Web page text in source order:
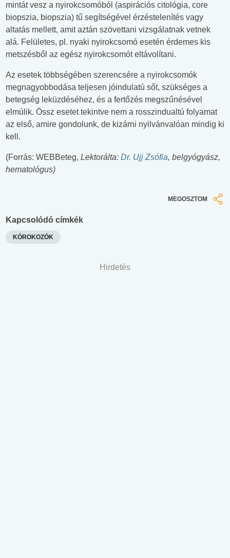
mintát vesz a nyirokcsomóból (aspirációs citológia, core
biopszia, biopszia) tű segítségével érzéstelenítés vagy
altatás mellett, amit aztán szövettani vizsgálatnak vetnek
alá. Felületes, pl. nyaki nyirokcsomó esetén érdemes kis
metszésből az egész nyirokcsomót eltávolítani.
Az esetek többségében szerencsére a nyirokcsomók
megnagyobbodása teljesen jóindulatú sőt, szükséges a
betegség leküzdéséhez, és a fertőzés megszűnésével
elmúlik. Össz esetet tekintve nem a rosszindualtú folyamat
az első, amire gondolunk, de kizárni nyilvánvalóan mindig ki
kell.
(Forrás: WEBBeteg, Lektorálta: Dr. Ujj Zsófia, belgyógyász,
hematológus)
MEGOSZTOM
Kapcsolódó címkék
KÓROKOZÓK
Hirdetés